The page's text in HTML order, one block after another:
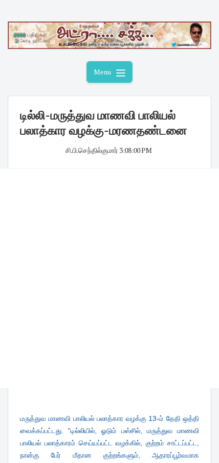
content
Menu
டில்லி-மருத்துவ மாணவி பாலியல்
பலாத்கார வழக்கு-மரணதண்டனை
சி.பி.செந்தில்குமார் 3:08:00 PM
மருத்துவ மாணவி பாலியல் பலாத்கார வழக்கு 13-ம் தேதி ஒத்தி
வைக்கப்பட்டது. "டில்லியில், ஓடும் பஸ்சில், மருத்துவ மாணவி
பாலியல் பலாத்காரம் செய்யப்பட்ட வழக்கில், குற்றம் சாட்டப்பட்ட,
நான்கு பேர் மீதான குற்றங்களும், ஆதாரப்பூர்வமாக